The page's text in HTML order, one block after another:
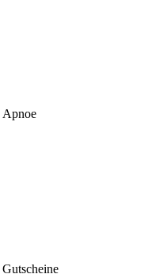
Apnoe
Gutscheine